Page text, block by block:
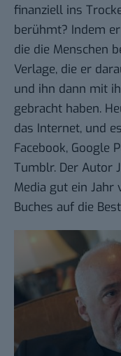
finanziell ins
berühmt? Indem
die die Menschen
Verlage, die er
und ihn dann mit
gebracht haben.
das Internet, und
Facebook, Google
Tumblr. Der Autor
Media gut ein
Buches auf die